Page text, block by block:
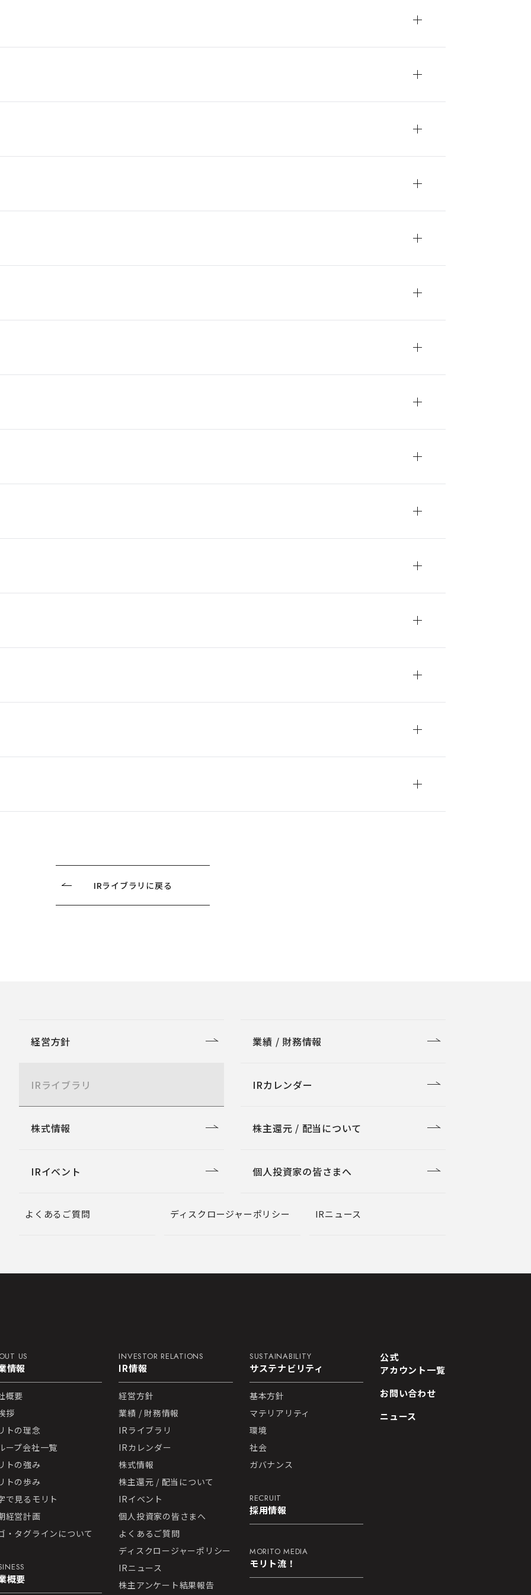
IRライブラリに戻る
経営方針 業績 / 財務情報
IRライブラリ IRカレンダー
株式情報 株主還元 / 配当について
IRイベント 個人投資家の皆さまへ
よくあるご質問 ディスクロージャーポリシー IRニュース
US
情報
概要
拶
トの理念
ープ会社一覧
トの強み
トの歩み
で見るモリト
経営計画
・タグラインについて
概要
INVESTOR RELATIONS
IR情報
経営方針
業績 / 財務情報
IRライブラリ
IRカレンダー
株式情報
株主還元 / 配当について
IRイベント
個人投資家の皆さまへ
よくあるご質問
ディスクロージャーポリシー
IRニュース
株主アンケート結果報告
SUSTAINABILITY
サステナビリティ
基本方針
マテリアリティ
環境
社会
ガバナンス
RECRUIT
採用情報
MORITO MEDIA
モリト流！
公式
アカウント一覧
お問い合わせ
ニュース